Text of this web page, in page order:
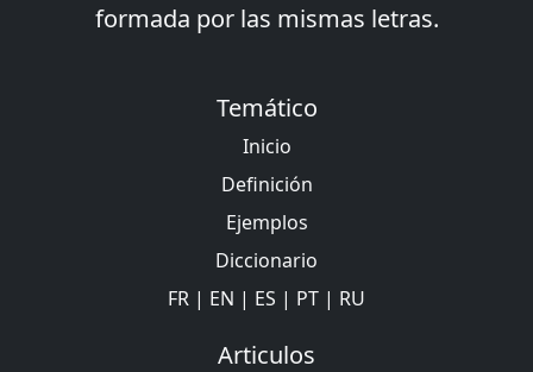
formada por las mismas letras.
Temático
Inicio
Definición
Ejemplos
Diccionario
FR | EN | ES | PT | RU
Articulos